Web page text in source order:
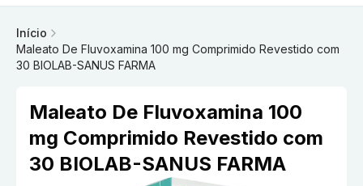
Início
Maleato De Fluvoxamina 100 mg Comprimido Revestido com
30 BIOLAB-SANUS FARMA
Maleato De Fluvoxamina 100
mg Comprimido Revestido com
30 BIOLAB-SANUS FARMA